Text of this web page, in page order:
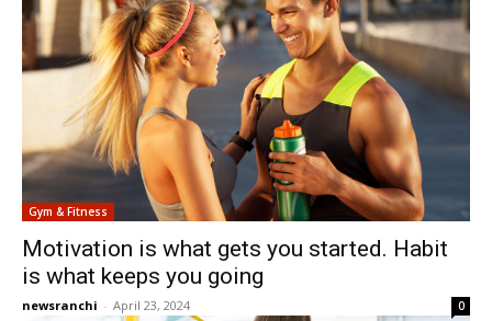
Gym & Fitness
Motivation is what gets you started. Habit
is what keeps you going
newsranchi - April 23, 2024 0